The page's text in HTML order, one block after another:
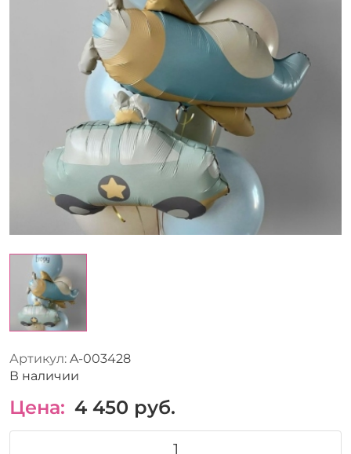
Артикул: A-003428
В наличии
Цена: 4 450 руб.